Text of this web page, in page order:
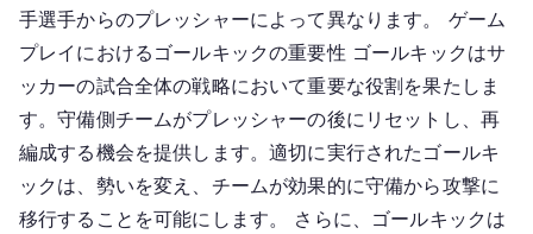
手選手からのプレッシャーによって異なります。 ゲーム
プレイにおけるゴールキックの重要性 ゴールキックはサ
ッカーの試合全体の戦略において重要な役割を果たしま
す。守備側チームがプレッシャーの後にリセットし、再
編成する機会を提供します。適切に実行されたゴールキ
ックは、勢いを変え、チームが効果的に守備から攻撃に
移行することを可能にします。 さらに、ゴールキックは